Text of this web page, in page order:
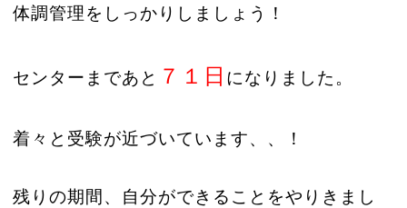
体調管理をしっかりしましょう！
センターまであと ７１日 になりました。
着々と受験が近づいています、、！
残りの期間、自分ができることをやりきまし